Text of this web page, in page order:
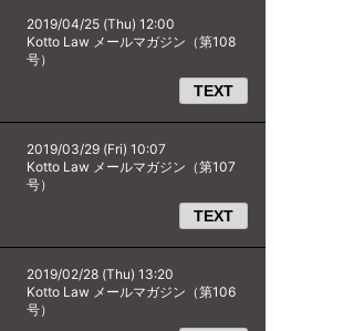
2019/04/25 (Thu) 12:00
Kotto Law メールマガジン（第108
号）
TEXT
2019/03/29 (Fri) 10:07
Kotto Law メールマガジン（第107
号）
TEXT
2019/02/28 (Thu) 13:20
Kotto Law メールマガジン（第106
号）